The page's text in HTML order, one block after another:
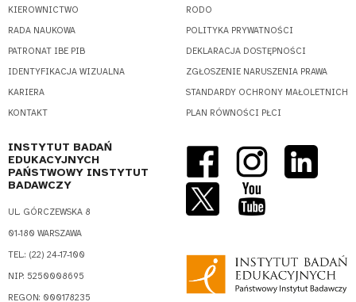
KIEROWNICTWO
RADA NAUKOWA
PATRONAT IBE PIB
IDENTYFIKACJA WIZUALNA
KARIERA
KONTAKT
RODO
POLITYKA PRYWATNOŚCI
DEKLARACJA DOSTĘPNOŚCI
ZGŁOSZENIE NARUSZENIA PRAWA
STANDARDY OCHRONY MAŁOLETNICH
PLAN RÓWNOŚCI PŁCI
INSTYTUT BADAŃ
EDUKACYJNYCH
PAŃSTWOWY INSTYTUT
BADAWCZY
UL. GÓRCZEWSKA 8
01-180 WARSZAWA
TEL.: (22) 24-17-100
NIP: 5250008695
REGON: 000178235